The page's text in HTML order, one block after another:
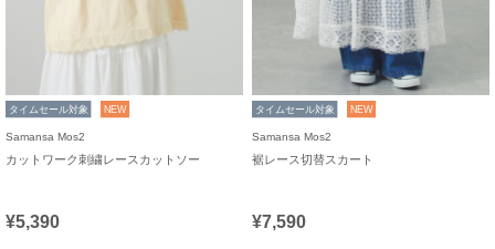
タイムセール対象 NEW
Samansa Mos2
カットワーク刺繍レースカットソー
¥5,390
タイムセール対象 NEW
Samansa Mos2
裾レース切替スカート
¥7,590